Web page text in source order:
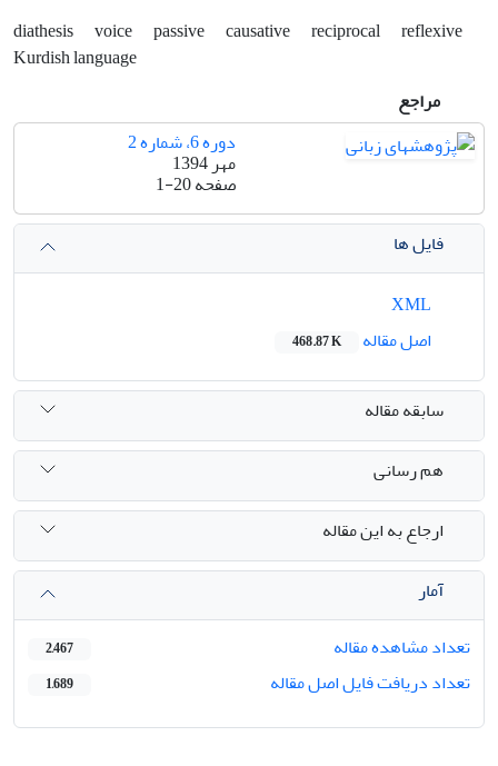
diathesis voice passive causative reciprocal
reflexive
Kurdish language
مراجع
دوره 6، شماره 2
مهر 1394
صفحه1-20
فایل ها
اصل مقاله
468.87 K
سابقه مقاله
هم رسانی
ارجاع به این مقاله
آمار
تعداد مشاهده مقاله
2,467
تعداد دریافت فایل اصل مقاله 1,689